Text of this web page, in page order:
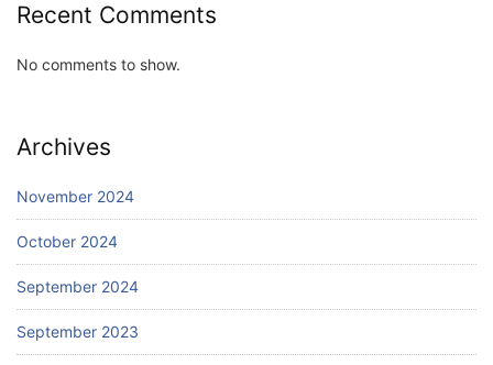
Recent Comments
No comments to show.
Archives
November 2024
October 2024
September 2024
September 2023